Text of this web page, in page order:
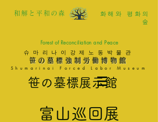
和解と平和の森
화해와 평화의
숲
Forest of Reconciliation and Peace
슈마리나이강제노동박물관
笹の墓標強制労働博物館
Shumarinai Forced Labor Museum
笹の墓標展示館
富山巡回展